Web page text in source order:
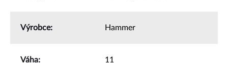
Výrobce: Hammer
Váha: 11